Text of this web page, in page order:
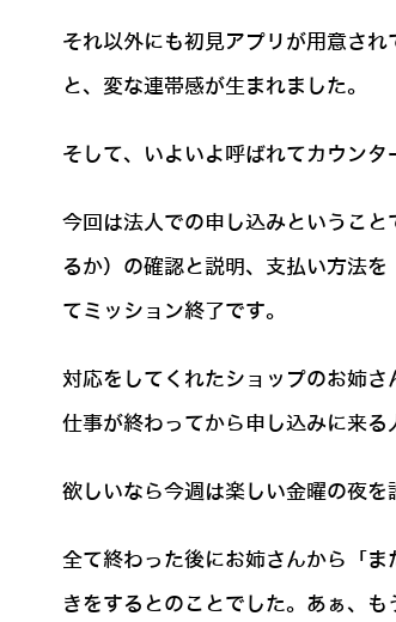
それ以外にも初見アプリが用意さ
と、変な連帯感が生まれました。
そして、いよいよ呼ばれてカウンタ
今回は法人での申し込みというこ
るか）の確認と説明、支払い方法
てミッション終了です。
対応をしてくれたショップのお姉
仕事が終わってから申し込みに来る
欲しいなら今週は楽しい金曜の夜を
全て終わった後にお姉さんから「
きをするとのことでした。あぁ、も